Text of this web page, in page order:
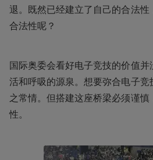
退。既然已经建立了自己的合法
合法性呢？
国际奥委会看好电子竞技的价值
活和呼吸的源泉。想要弥合电子竞
之常情。但搭建这座桥梁必须谨
性。